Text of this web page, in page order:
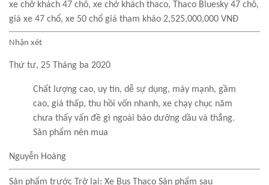
xe chở khách 47 chỗ, xe chở khách thaco, Thaco Bluesky 47 chỗ,
giá xe 47 chổ, xe 50 chổ giá tham khảo 2,525,000,000 VNĐ
Nhận xét
Thứ tư, 25 Tháng ba 2020
Chất lượng cao, uy tín, dễ sự dụng, máy mạnh, gầm
cao, giá thấp, thu hồi vốn nhanh, xe chạy chục năm
chưa thấy vấn đề gì ngoài bảo dưỡng dầu và thắng.
Sản phẩm nên mua
Nguyễn Hoàng
Sản phẩm trước Trở lại: Xe Bus Thaco Sản phẩm sau